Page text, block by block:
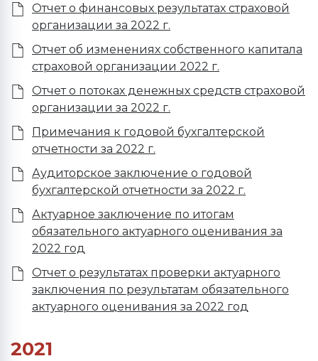
Отчет о финансовых результатах страховой
организации за 2022 г.
Отчет об изменениях собственного капитала
страховой организации 2022 г.
Отчет о потоках денежных средств страховой
организации за 2022 г.
Примечания к годовой бухгалтерской
отчетности за 2022 г.
Аудиторское заключение о годовой
бухгалтерской отчетности за 2022 г.
Актуарное заключение по итогам
обязательного актуарного оценивания за
2022 год
Отчет о результатах проверки актуарного
заключения по результатам обязательного
актуарного оценивания за 2022 год
2021